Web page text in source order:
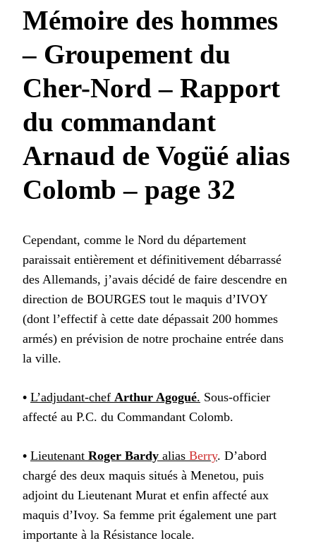
Mémoire des hommes
– Groupement du
Cher-Nord – Rapport
du commandant
Arnaud de Vogüé alias
Colomb – page 32
Cependant, comme le Nord du département
paraissait entièrement et définitivement débarrassé
des Allemands, j’avais décidé de faire descendre en
direction de BOURGES tout le maquis d’IVOY
(dont l’effectif à cette date dépassait 200 hommes
armés) en prévision de notre prochaine entrée dans
la ville.
• L’adjudant-chef Arthur Agogué. Sous-officier
affecté au P.C. du Commandant Colomb.
• Lieutenant Roger Bardy alias Berry. D’abord
chargé des deux maquis situés à Menetou, puis
adjoint du Lieutenant Murat et enfin affecté aux
maquis d’Ivoy. Sa femme prit également une part
importante à la Résistance locale.